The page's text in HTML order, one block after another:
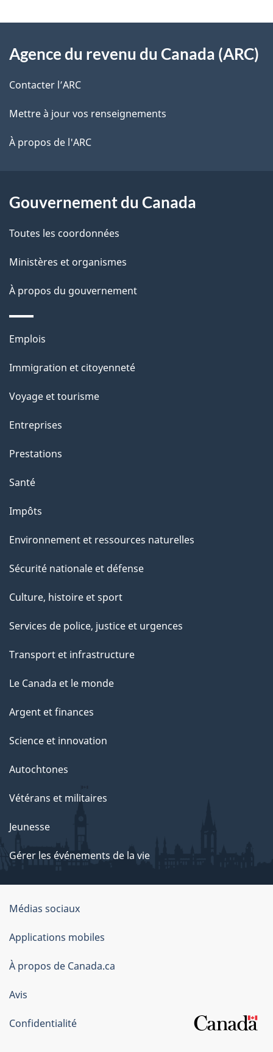
l
s
l
a
a
g
e
o
t
r
e
é
t
a
t
i
n
s
u
r
c
t
t
a
e
propos
de
ce
site
Agence du revenu du Canada (ARC)
Contacter l’ARC
Mettre à jour vos renseignements
À propos de l'ARC
Gouvernement du Canada
Toutes les coordonnées
Ministères et organismes
À propos du gouvernement
Thèmes
sujets
Emplois
Immigration et citoyenneté
Voyage et tourisme
Entreprises
Prestations
Santé
Impôts
Environnement et ressources naturelles
Sécurité nationale et défense
Culture, histoire et sport
Services de police, justice et urgences
Transport et infrastructure
Le Canada et le monde
Argent et finances
Science et innovation
Autochtones
Vétérans et militaires
Jeunesse
Gérer les événements de la vie
Organisation
du
gouvernement
du
Canada
Médias sociaux
Applications mobiles
À propos de Canada.ca
Avis
Confidentialité